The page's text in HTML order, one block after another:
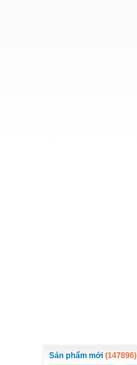
Nông nghiệp - Thiết bị
Sản phẩm mới (147896)